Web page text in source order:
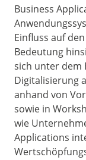
Business
Einfluss auf
Bedeutung
sich unter dem
Digitalisierung
anhand von
sowie in
wie
Applications